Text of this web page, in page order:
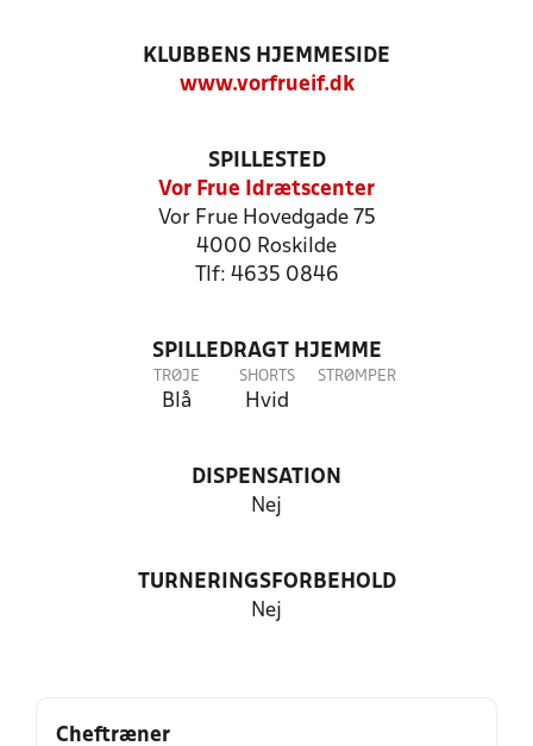
KLUBBENS HJEMMESIDE
www.vorfrueif.dk
SPILLESTED
Vor Frue Idrætscenter
Vor Frue Hovedgade 75
4000 Roskilde
Tlf: 4635 0846
SPILLEDRAGT HJEMME
TRØJE
Blå
SHORTS
Hvid
STRØMPER
DISPENSATION
Nej
TURNERINGSFORBEHOLD
Nej
Cheftræner